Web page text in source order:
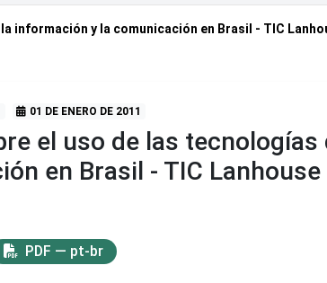
información y la comunicación en Brasil - TIC
01 DE ENERO DE 2011
el uso de las
en Brasil - TIC
PDF — pt-br